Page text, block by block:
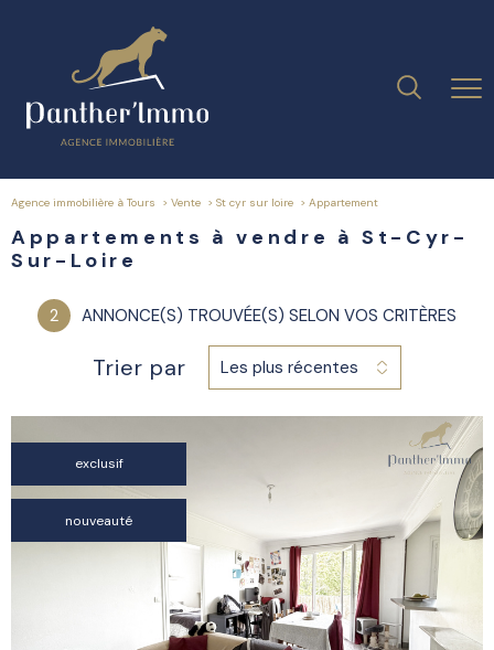
Agence immobilière à Tours Vente St cyr sur loire appartement
Appartements à vendre à St-Cyr-
Sur-Loire
2 ANNONCE(S) TROUVÉE(S) SELON VOS CRITÈRES
Trier par Les plus récentes
exclusif
nouveauté
voir le
bien